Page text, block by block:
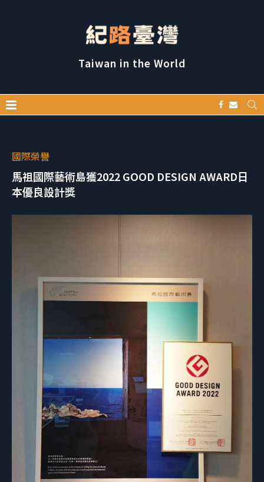
Taiwan in the World
國際榮譽
馬祖國際藝術島獲2022 GOOD DESIGN AWARD日
本優良設計獎